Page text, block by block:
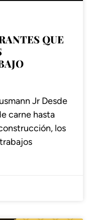
QUE
Jr Desde
carne hasta
los